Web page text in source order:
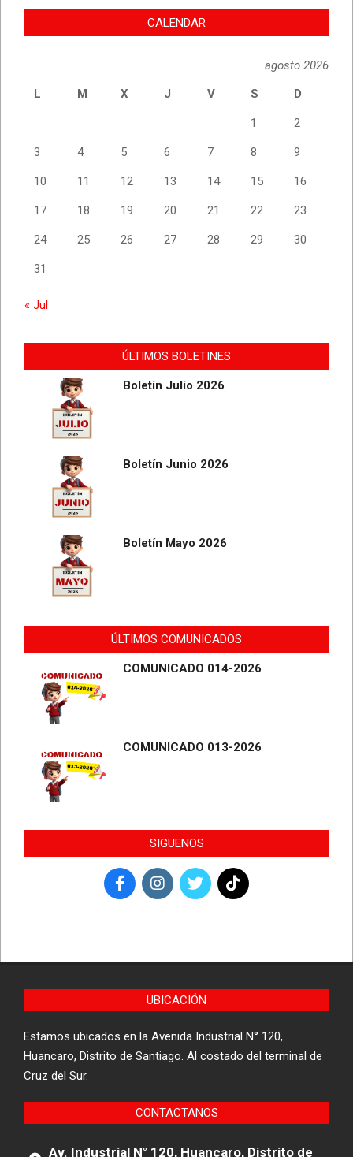
CALENDAR
agosto 2026
L
M X J V S D
1 2
3 4 5 6 7 8 9
10 11 12 13 14 15 16
17 18 19 20 21 22 23
24 25 26 27 28 29 30
31
« Jul
ÚLTIMOS BOLETINES
Boletín Julio 2026
Boletín Junio 2026
Boletín Mayo 2026
ÚLTIMOS COMUNICADOS
COMUNICADO 014-2026
COMUNICADO 013-2026
SIGUENOS
UBICACIÓN
Estamos ubicados en la Avenida Industrial N° 120,
Huancaro, Distrito de Santiago. Al costado del terminal de
Cruz del Sur.
CONTACTANOS
Av. Industrial N° 120, Huancaro, Distrito de